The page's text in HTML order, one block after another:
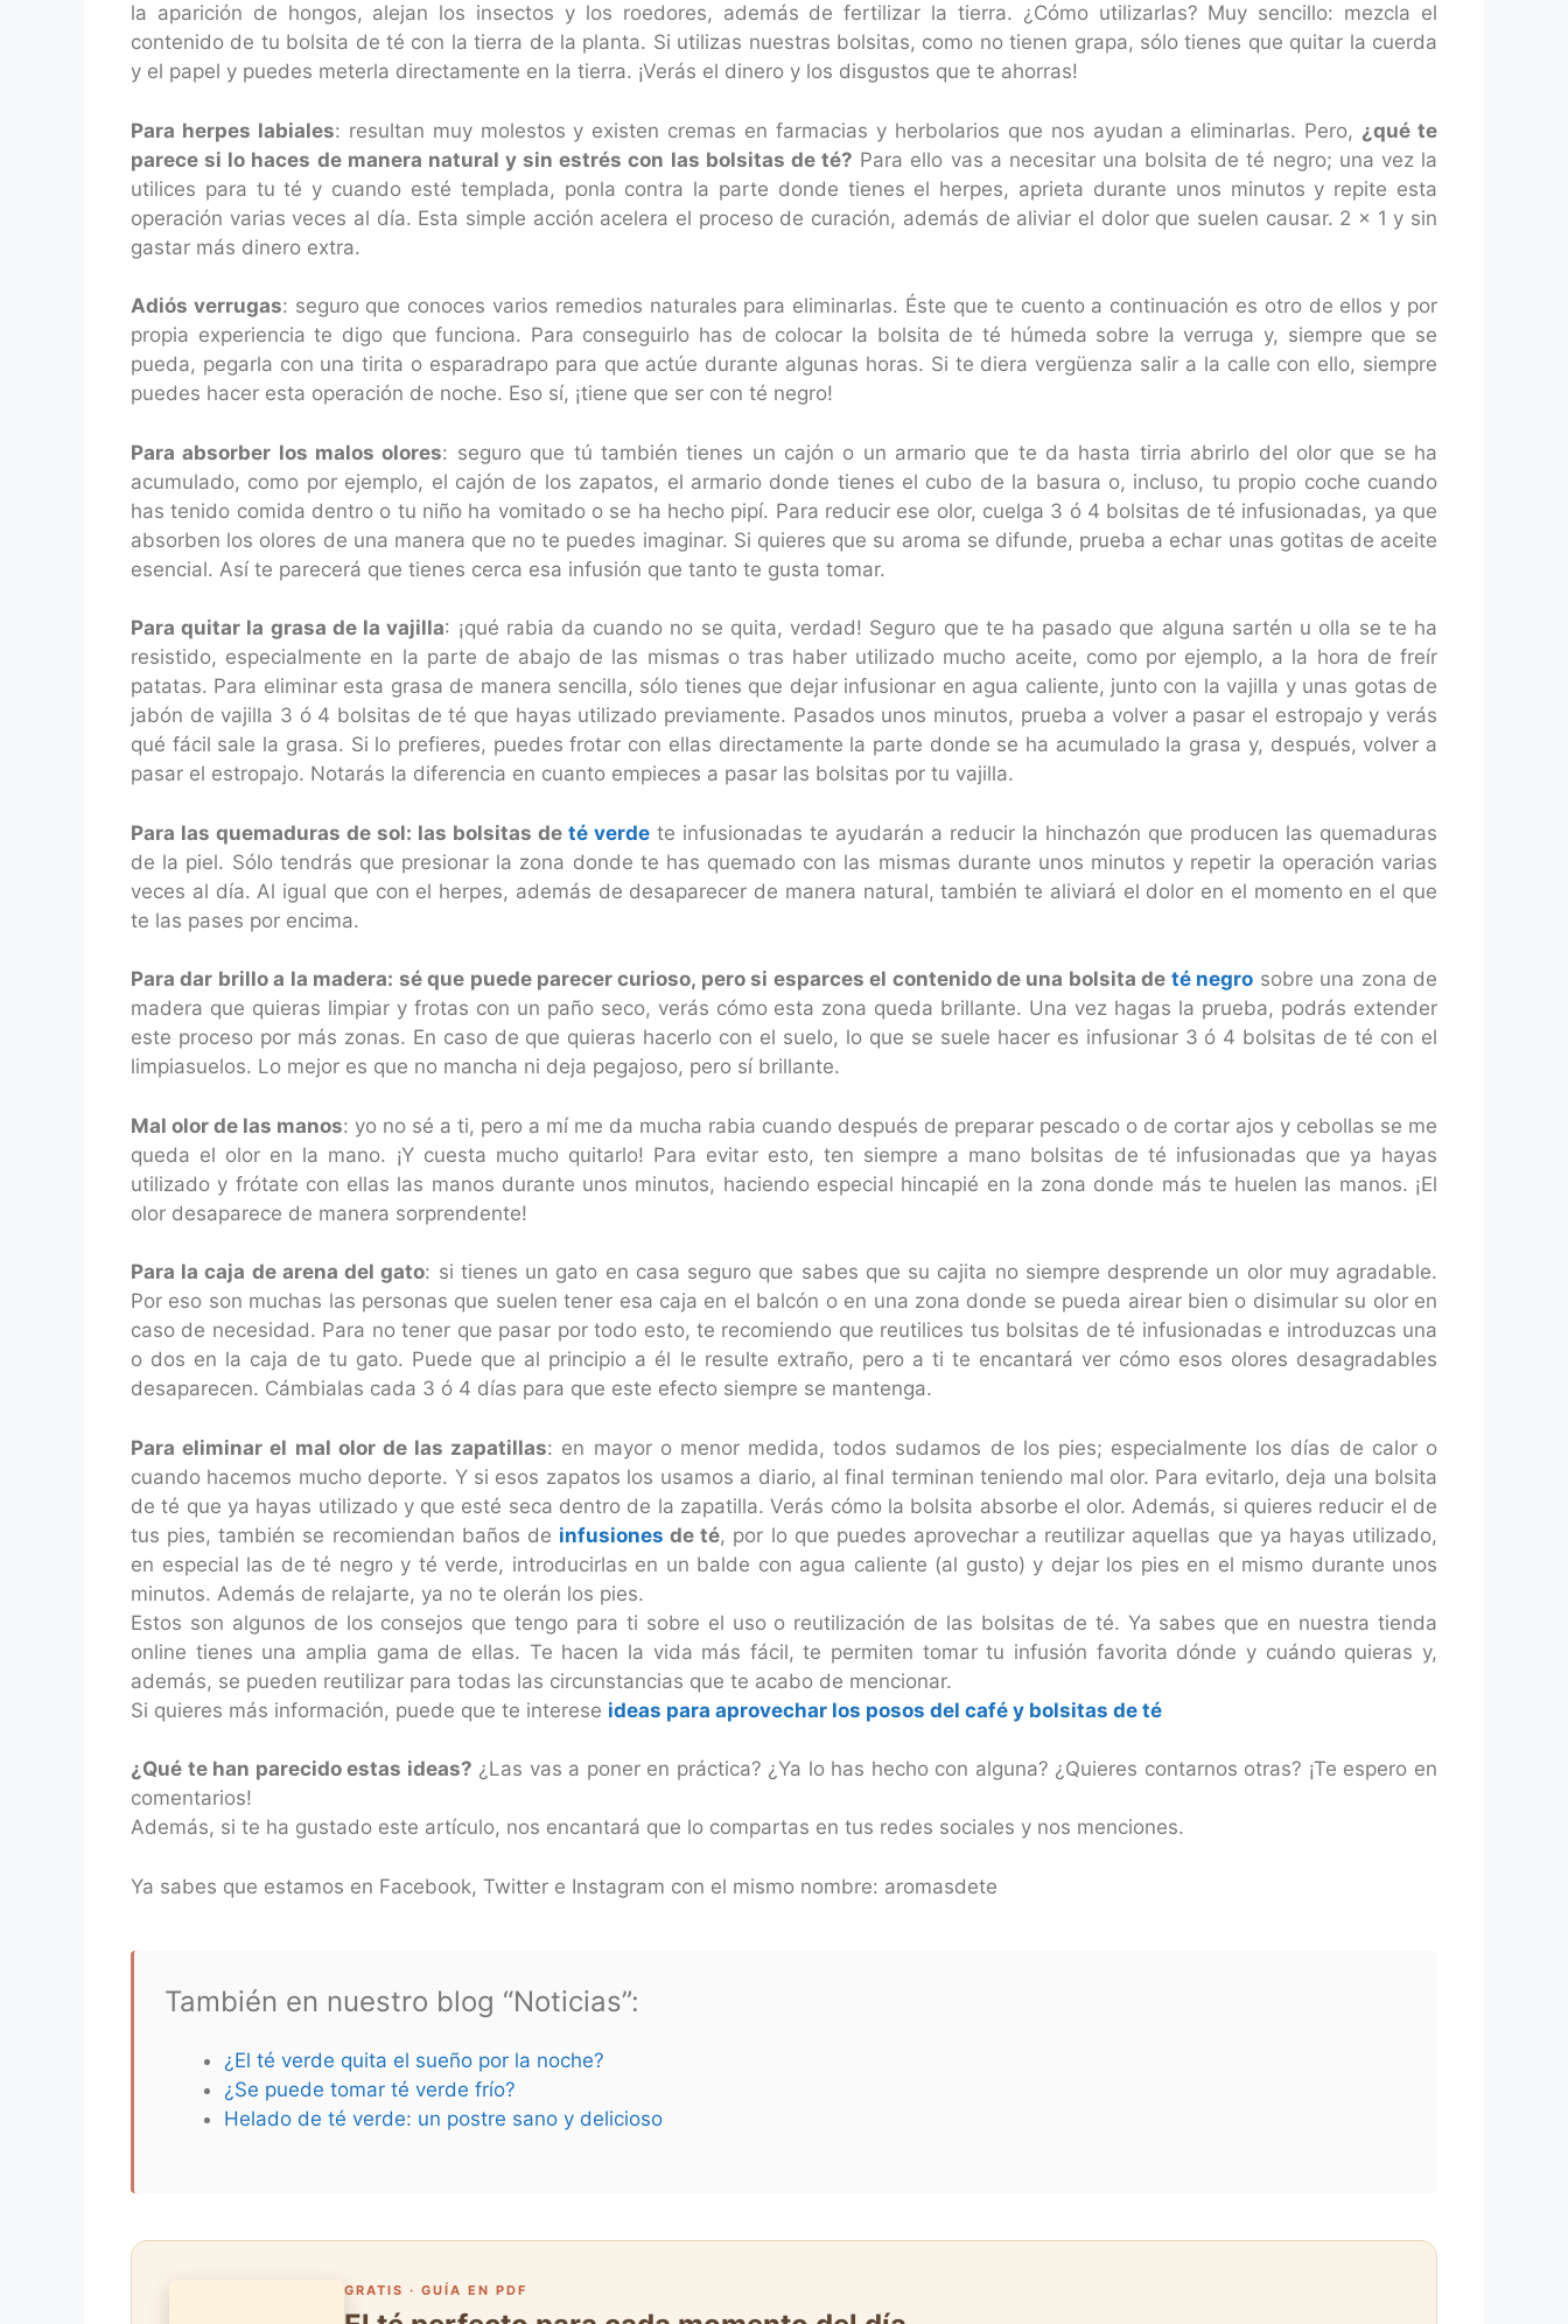
la aparición de hongos, alejan los insectos y los roedores, además de fertilizar la tierra. ¿Cómo utilizarlas? Muy sencillo: mezcla el
contenido de tu bolsita de té con la tierra de la planta. Si utilizas nuestras bolsitas, como no tienen grapa, sólo tienes que quitar la cuerda
y el papel y puedes meterla directamente en la tierra. ¡Verás el dinero y los disgustos que te ahorras!
Para herpes labiales: resultan muy molestos y existen cremas en farmacias y herbolarios que nos ayudan a eliminarlas. Pero, ¿qué te
parece si lo haces de manera natural y sin estrés con las bolsitas de té? Para ello vas a necesitar una bolsita de té negro; una vez la
utilices para tu té y cuando esté templada, ponla contra la parte donde tienes el herpes, aprieta durante unos minutos y repite esta
operación varias veces al día. Esta simple acción acelera el proceso de curación, además de aliviar el dolor que suelen causar. 2 x 1 y sin
gastar más dinero extra.
Adiós verrugas: seguro que conoces varios remedios naturales para eliminarlas. Éste que te cuento a continuación es otro de ellos y por
propia experiencia te digo que funciona. Para conseguirlo has de colocar la bolsita de té húmeda sobre la verruga y, siempre que se
pueda, pegarla con una tirita o esparadrapo para que actúe durante algunas horas. Si te diera vergüenza salir a la calle con ello, siempre
puedes hacer esta operación de noche. Eso sí, ¡tiene que ser con té negro!
Para absorber los malos olores: seguro que tú también tienes un cajón o un armario que te da hasta tirria abrirlo del olor que se ha
acumulado, como por ejemplo, el cajón de los zapatos, el armario donde tienes el cubo de la basura o, incluso, tu propio coche cuando
has tenido comida dentro o tu niño ha vomitado o se ha hecho pipí. Para reducir ese olor, cuelga 3 ó 4 bolsitas de té infusionadas, ya que
absorben los olores de una manera que no te puedes imaginar. Si quieres que su aroma se difunde, prueba a echar unas gotitas de aceite
esencial. Así te parecerá que tienes cerca esa infusión que tanto te gusta tomar.
Para quitar la grasa de la vajilla: ¡qué rabia da cuando no se quita, verdad! Seguro que te ha pasado que alguna sartén u olla se te ha
resistido, especialmente en la parte de abajo de las mismas o tras haber utilizado mucho aceite, como por ejemplo, a la hora de freír
patatas. Para eliminar esta grasa de manera sencilla, sólo tienes que dejar infusionar en agua caliente, junto con la vajilla y unas gotas de
jabón de vajilla 3 ó 4 bolsitas de té que hayas utilizado previamente. Pasados unos minutos, prueba a volver a pasar el estropajo y verás
qué fácil sale la grasa. Si lo prefieres, puedes frotar con ellas directamente la parte donde se ha acumulado la grasa y, después, volver a
pasar el estropajo. Notarás la diferencia en cuanto empieces a pasar las bolsitas por tu vajilla.
Para las quemaduras de sol: las bolsitas de té verde te infusionadas te ayudarán a reducir la hinchazón que producen las quemaduras
de la piel. Sólo tendrás que presionar la zona donde te has quemado con las mismas durante unos minutos y repetir la operación varias
veces al día. Al igual que con el herpes, además de desaparecer de manera natural, también te aliviará el dolor en el momento en el que
te las pases por encima.
Para dar brillo a la madera: sé que puede parecer curioso, pero si esparces el contenido de una bolsita de té negro sobre una zona de
madera que quieras limpiar y frotas con un paño seco, verás cómo esta zona queda brillante. Una vez hagas la prueba, podrás extender
este proceso por más zonas. En caso de que quieras hacerlo con el suelo, lo que se suele hacer es infusionar 3 ó 4 bolsitas de té con el
limpiasuelos. Lo mejor es que no mancha ni deja pegajoso, pero sí brillante.
Mal olor de las manos: yo no sé a ti, pero a mí me da mucha rabia cuando después de preparar pescado o de cortar ajos y cebollas se me
queda el olor en la mano. ¡Y cuesta mucho quitarlo! Para evitar esto, ten siempre a mano bolsitas de té infusionadas que ya hayas
utilizado y frótate con ellas las manos durante unos minutos, haciendo especial hincapié en la zona donde más te huelen las manos. ¡El
olor desaparece de manera sorprendente!
Para la caja de arena del gato: si tienes un gato en casa seguro que sabes que su cajita no siempre desprende un olor muy agradable.
Por eso son muchas las personas que suelen tener esa caja en el balcón o en una zona donde se pueda airear bien o disimular su olor en
caso de necesidad. Para no tener que pasar por todo esto, te recomiendo que reutilices tus bolsitas de té infusionadas e introduzcas una
o dos en la caja de tu gato. Puede que al principio a él le resulte extraño, pero a ti te encantará ver cómo esos olores desagradables
desaparecen. Cámbialas cada 3 ó 4 días para que este efecto siempre se mantenga.
Para eliminar el mal olor de las zapatillas: en mayor o menor medida, todos sudamos de los pies; especialmente los días de calor o
cuando hacemos mucho deporte. Y si esos zapatos los usamos a diario, al final terminan teniendo mal olor. Para evitarlo, deja una bolsita
de té que ya hayas utilizado y que esté seca dentro de la zapatilla. Verás cómo la bolsita absorbe el olor. Además, si quieres reducir el de
tus pies, también se recomiendan baños de infusiones de té, por lo que puedes aprovechar a reutilizar aquellas que ya hayas utilizado,
en especial las de té negro y té verde, introducirlas en un balde con agua caliente (al gusto) y dejar los pies en el mismo durante unos
minutos. Además de relajarte, ya no te olerán los pies.
Estos son algunos de los consejos que tengo para ti sobre el uso o reutilización de las bolsitas de té. Ya sabes que en nuestra tienda
online tienes una amplia gama de ellas. Te hacen la vida más fácil, te permiten tomar tu infusión favorita dónde y cuándo quieras y,
además, se pueden reutilizar para todas las circunstancias que te acabo de mencionar.
Si quieres más información, puede que te interese ideas para aprovechar los posos del café y bolsitas de té
¿Qué te han parecido estas ideas? ¿Las vas a poner en práctica? ¿Ya lo has hecho con alguna? ¿Quieres contarnos otras? ¡Te espero en
comentarios!
Además, si te ha gustado este artículo, nos encantará que lo compartas en tus redes sociales y nos menciones.
Ya sabes que estamos en Facebook, Twitter e Instagram con el mismo nombre: aromasdete
También en nuestro blog “Noticias”:
¿El té verde quita el sueño por la noche?
¿Se puede tomar té verde frío?
Helado de té verde: un postre sano y delicioso
GRATIS · GUÍA EN PDF